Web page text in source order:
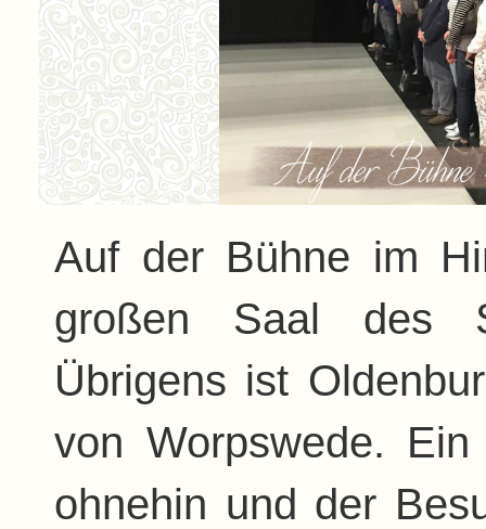
Auf der Bühne im
großen Saal des
Übrigens ist
von Worpswede.
ohnehin und der